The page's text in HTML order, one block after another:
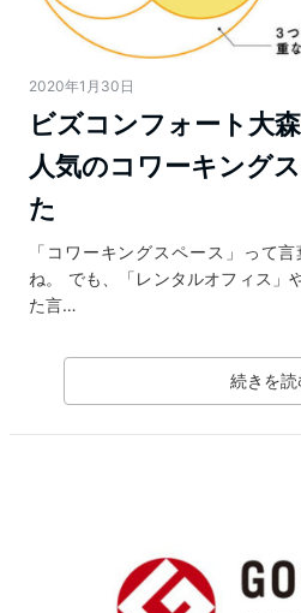
2020年1月30日
ビズコンフォート大
人気のコワーキング
た
「コワーキングスペース」って
ね。 でも、「レンタルオフィス」
た言…
続きを読